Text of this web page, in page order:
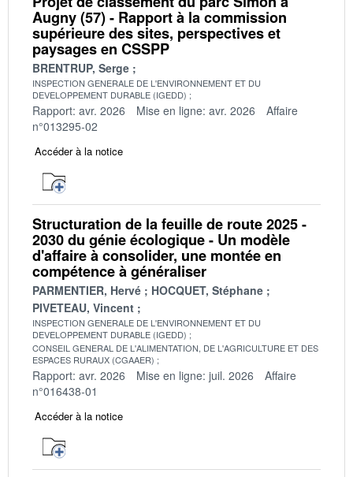
Augny (57) - Rapport à la commission
supérieure des sites, perspectives et
paysages en CSSPP
BRENTRUP, Serge
INSPECTION GENERALE DE L'ENVIRONNEMENT ET DU
DEVELOPPEMENT DURABLE (IGEDD)
Rapport: avr. 2026 Mise en ligne: avr. 2026
Affaire
n°013295-02
Accéder à la notice
Structuration de la feuille de route 2025 -
2030 du génie écologique - Un modèle
d'affaire à consolider, une montée en
compétence à généraliser
PARMENTIER, Hervé
HOCQUET, Stéphane
PIVETEAU, Vincent
INSPECTION GENERALE DE L'ENVIRONNEMENT ET DU
DEVELOPPEMENT DURABLE (IGEDD)
CONSEIL GENERAL DE L'ALIMENTATION, DE L'AGRICULTURE ET DES
ESPACES RURAUX (CGAAER)
Rapport: avr. 2026 Mise en ligne: juil. 2026
Affaire
n°016438-01
Accéder à la notice